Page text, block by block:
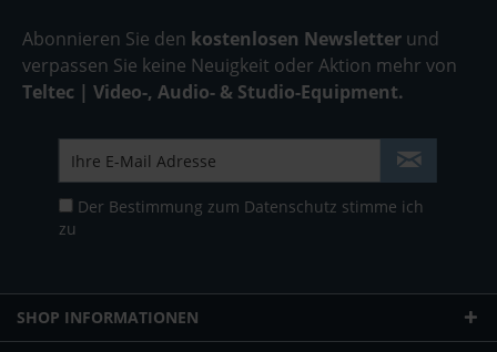
Abonnieren Sie den kostenlosen Newsletter und
verpassen Sie keine Neuigkeit oder Aktion mehr von
Teltec | Video-, Audio- & Studio-Equipment.
Der Bestimmung zum Datenschutz stimme ich
zu
SHOP INFORMATIONEN